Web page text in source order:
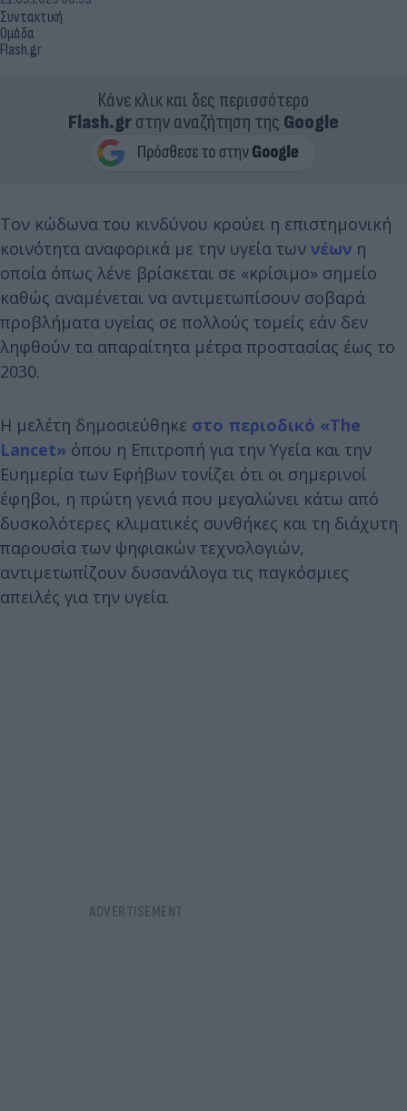
Συντακτική
Ομάδα
Flash.gr
Κάνε κλικ και δες περισσότερο
Flash.grστην αναζήτηση της Google
Τον κώδωνα του κινδύνου κρούει η επιστημονική
κοινότητα αναφορικά με την υγεία των νέων η
οποία όπως λένε βρίσκεται σε «κρίσιμο» σημείο
καθώς αναμένεται να αντιμετωπίσουν σοβαρά
προβλήματα υγείας σε πολλούς τομείς εάν δεν
ληφθούν τα απαραίτητα μέτρα προστασίας έως το
2030.
Η μελέτη δημοσιεύθηκε στο περιοδικό «The
Lancet» όπου η Επιτροπή για την Υγεία και την
Ευημερία των Εφήβων τονίζει ότι οι σημερινοί
έφηβοι, η πρώτη γενιά που μεγαλώνει κάτω από
δυσκολότερες κλιματικές συνθήκες και τη διάχυτη
παρουσία των ψηφιακών τεχνολογιών,
αντιμετωπίζουν δυσανάλογα τις παγκόσμιες
απειλές για την υγεία.